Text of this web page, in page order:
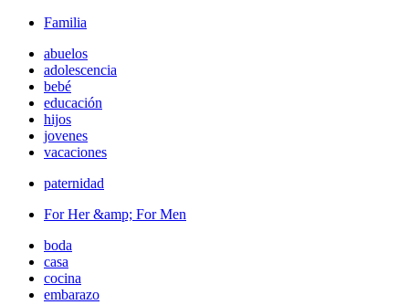
Familia
abuelos
adolescencia
bebé
educación
hijos
jovenes
vacaciones
paternidad
For Her &amp; For Men
boda
casa
cocina
embarazo